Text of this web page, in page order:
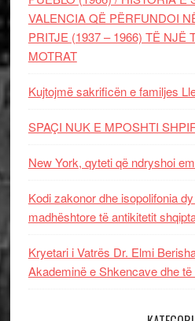
VALENCIA QË PËRFUNDOI
PRITJE (1937 – 1966) TË NJË
MOTRAT
Kujtojmë sakrificën e familjes
SPAÇI NUK E MPOSHTI
New York, qyteti që ndryshoi
Kodi zakonor dhe isopolifonia
madhështore të antikitetit
Kryetari i Vatrës Dr. Elmi
Akademinë e Shkencave dhe